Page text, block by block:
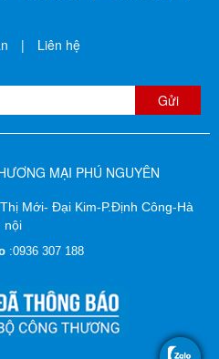
| Liên hệ
MẠI PHÚ NGUYÊN
Mới- Đại Kim-P.Định Công-Hà
nội
:0936 307 188